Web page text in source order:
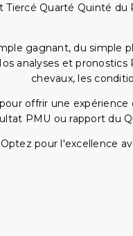
Tiercé Quarté Quinté du
gagnant, du simple
analyses et
chevaux, les
offrir une
PMU ou rapport du
Optez pour l'excellence